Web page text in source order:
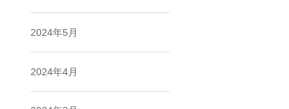
2024年5月
2024年4月